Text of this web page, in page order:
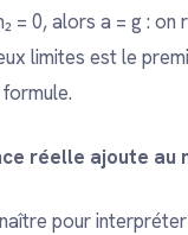
= 0, alors a = g :
limites est le
réelle ajoute au
pour